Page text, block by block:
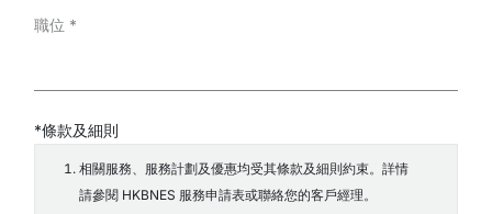
職位 *
*條款及細則
相關服務、服務計劃及優惠均受其條款及細則約束。詳情
請參閱 HKBNES 服務申請表或聯絡您的客戶經理。